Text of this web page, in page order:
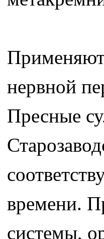
нервной
Пресные
времени.
системы,